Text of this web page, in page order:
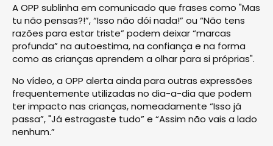
A OPP sublinha em comunicado que frases como "Mas
tu não pensas?!”, “Isso não dói nada!” ou “Não tens
razões para estar triste” podem deixar “marcas
profunda” na autoestima, na confiança e na forma
como as crianças aprendem a olhar para si próprias".
No vídeo, a OPP alerta ainda para outras expressões
frequentemente utilizadas no dia-a-dia que podem
ter impacto nas crianças, nomeadamente “Isso já
passa”, "Já estragaste tudo” e “Assim não vais a lado
nenhum.”